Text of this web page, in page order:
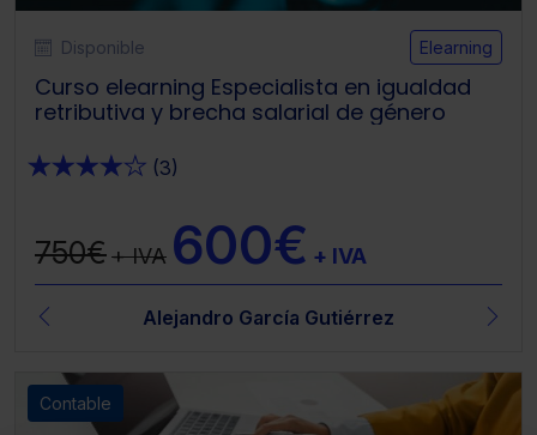
Disponible Elearning
Curso elearning Especialista en igualdad
retributiva y brecha salarial de género
★★★★★ (3)
750€+ IVA 600€ + IVA
Alejandro García Gutiérrez
Contable